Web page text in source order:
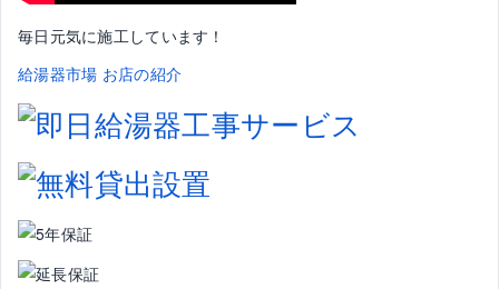
毎日元気に施工しています！
給湯器市場 お店の紹介